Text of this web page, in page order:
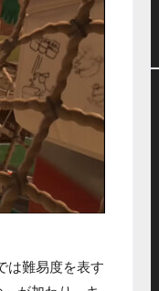
は難易度を表す